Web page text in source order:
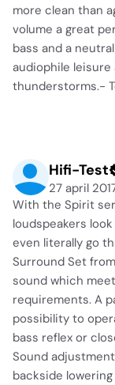
more clean than
volume a great
bass and a
audiophile leisure
thunderstorms.-
Hifi-Test
27 april
With the Spirit
loudspeakers
even literally go
Surround Set
sound which
requirements. A
possibility to
bass reflex or
Sound
backside